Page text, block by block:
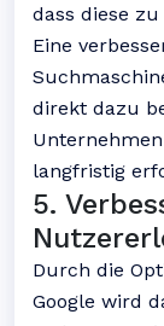
dass diese
Eine
direkt dazu
langfristig
5.
Durch die
Google wird